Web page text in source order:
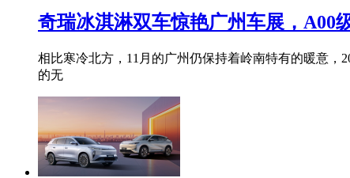
奇瑞冰淇淋双车惊艳广州车展，A00
相比寒冷北方，11月的广州仍保持着岭南特有的暖意
的无